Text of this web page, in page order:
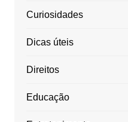
Curiosidades
Dicas úteis
Direitos
Educação